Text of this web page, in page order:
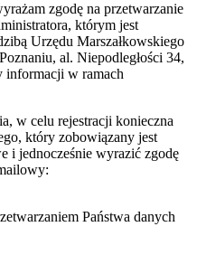
zgodę na przetwarzanie
którym jest
Urzędu Marszałkowskiego
al. Niepodległości 34,
informacji w ramach
w celu rejestracji konieczna
który zobowiązany jest
i jednocześnie wyrazić zgodę
Państwa danych